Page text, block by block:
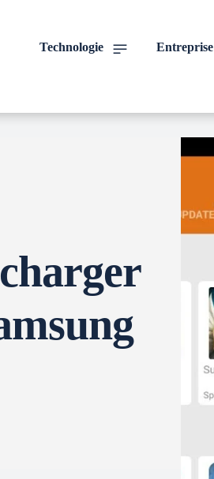
Technologie Entreprise